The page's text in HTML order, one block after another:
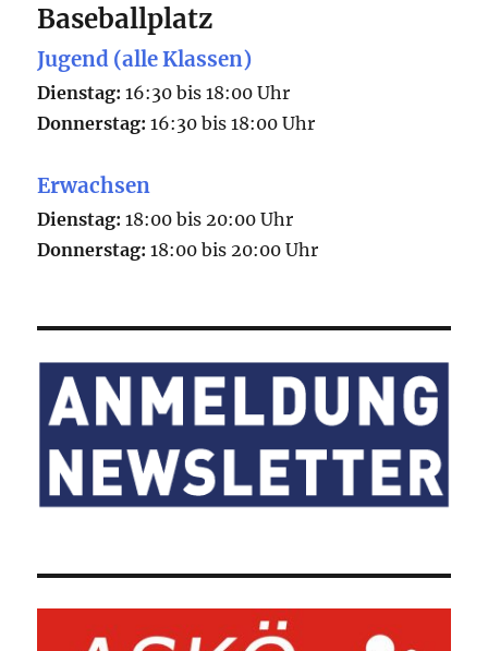
Baseballplatz
Jugend (alle Klassen)
Dienstag: 16:30 bis 18:00 Uhr
Donnerstag: 16:30 bis 18:00 Uhr
Erwachsen
Dienstag: 18:00 bis 20:00 Uhr
Donnerstag: 18:00 bis 20:00 Uhr